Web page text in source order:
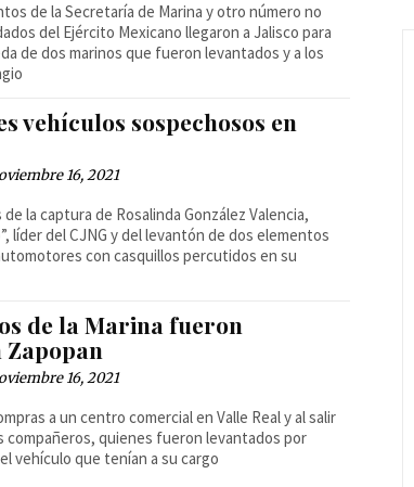
de la Secretaría de Marina y otro número no
del Ejército Mexicano llegaron a Jalisco para
de dos marinos que fueron levantados y a los
vehículos sospechosos en
16, 2021
de la captura de Rosalinda González Valencia,
líder del CJNG y del levantón de dos elementos
con casquillos percutidos en su
de la Marina fueron
Zapopan
16, 2021
a un centro comercial en Valle Real y al salir
compañeros, quienes fueron levantados por
vehículo que tenían a su cargo